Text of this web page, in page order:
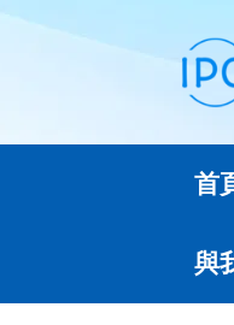
首
與